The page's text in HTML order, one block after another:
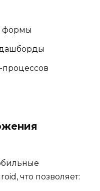
формы
процессов
что позволяет: